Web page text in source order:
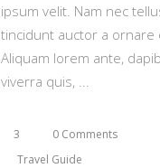
ipsum velit. Nam nec
tincidunt auctor a ornare
Aliquam lorem ante,
viverra quis,
3
0 Comments
Travel Guide